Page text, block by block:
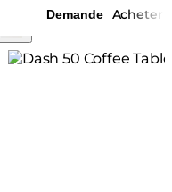
Demande Acheter